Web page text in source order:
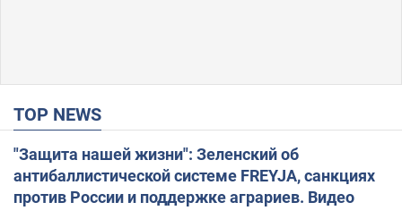
TOP NEWS
"Защита нашей жизни": Зеленский об
антибаллистической системе FREYJA, санкциях
против России и поддержке аграриев. Видео